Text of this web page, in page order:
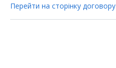
Перейти на сторінку договору